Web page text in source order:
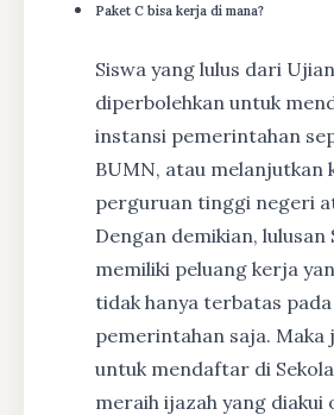
Paket C bisa kerja di mana?
Siswa yang lulus dari
diperbolehkan untuk
instansi pemerintahan
BUMN, atau melanjutkan
perguruan tinggi negeri
Dengan demikian, lulusan
memiliki peluang kerja
tidak hanya terbatas
pemerintahan saja. Maka
untuk mendaftar di
meraih ijazah yang diakui